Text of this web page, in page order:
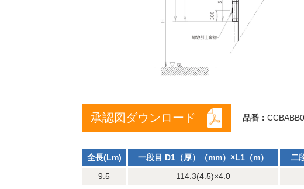
承認図ダウンロード 品番：
全長(Lm) 一段目 D1（厚）（mm）×L1（m） 二
9.5
114.3(4.5)×4.0